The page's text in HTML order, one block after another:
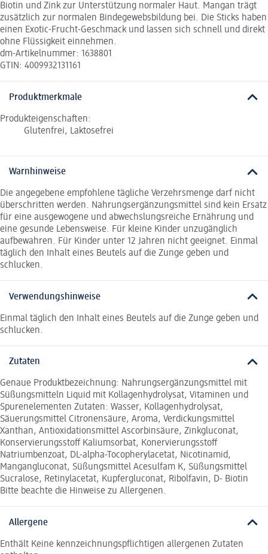
Biotin und Zink zur Unterstützung normaler Haut. Mangan trägt
zusätzlich zur normalen Bindegewebsbildung bei. Die Sticks haben
einen Exotic-Frucht-Geschmack und lassen sich schnell und direkt
ohne Flüssigkeit einnehmen.
dm-Artikelnummer: 1638801
GTIN: 4009932131161
Produktmerkmale
Produkteigenschaften:
Glutenfrei, Laktosefrei
Warnhinweise
Die angegebene empfohlene tägliche Verzehrsmenge darf nicht
überschritten werden. Nahrungsergänzungsmittel sind kein Ersatz
für eine ausgewogene und abwechslungsreiche Ernährung und
eine gesunde Lebensweise. Für kleine Kinder unzugänglich
aufbewahren. Für Kinder unter 12 Jahren nicht geeignet. Einmal
täglich den Inhalt eines Beutels auf die Zunge geben und
schlucken.
Verwendungshinweise
Einmal täglich den Inhalt eines Beutels auf die Zunge geben und
schlucken.
Zutaten
Genaue Produktbezeichnung: Nahrungsergänzungsmittel mit
Süßungsmitteln Liquid mit Kollagenhydrolysat, Vitaminen und
Spurenelementen Zutaten: Wasser, Kollagenhydrolysat,
Säuerungsmittel Citronensäure, Aroma, Verdickungsmittel
Xanthan, Antioxidationsmittel Ascorbinsäure, Zinkgluconat,
Konservierungsstoff Kaliumsorbat, Konervierungsstoff
Natriumbenzoat, DL-alpha-Tocopherylacetat, Nicotinamid,
Mangangluconat, Süßungsmittel Acesulfam K, Süßungsmittel
Sucralose, Retinylacetat, Kupfergluconat, Ribolfavin, D- Biotin
Bitte beachte die Hinweise zu Allergenen.
Allergene
Enthält Keine kennzeichnungspflichtigen allergenen Zutaten